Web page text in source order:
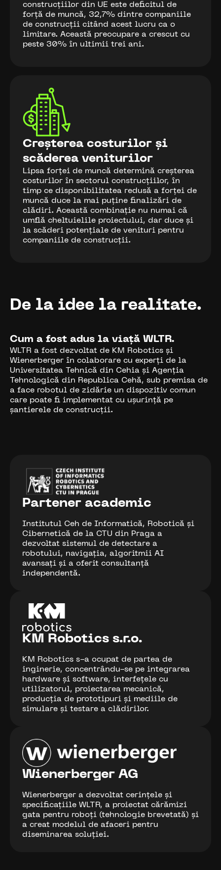
construcțiilor din UE este deficitul de
forță de muncă, 32,7% dintre companiile
de construcții citând acest lucru ca o
limitare. Această preocupare a crescut cu
peste 30% în ultimii trei ani.
Creșterea costurilor și
scăderea veniturilor
Lipsa forței de muncă determină creșterea
costurilor în sectorul construcțiilor, în
timp ce disponibilitatea redusă a forței de
muncă duce la mai puține finalizări de
clădiri. Această combinație nu numai că
umflă cheltuielile proiectului, dar duce și
la scăderi potențiale de venituri pentru
companiile de construcții.
De la idee la realitate.
Cum a fost adus la viață WLTR.
WLTR a fost dezvoltat de KM Robotics și
Wienerberger în colaborare cu experți de la
Universitatea Tehnică din Cehia și Agenția
Tehnologică din Republica Cehă, sub premisa de
a face robotul de zidărie un dispozitiv comun
care poate fi implementat cu ușurință pe
șantierele de construcții.
Partener academic
Institutul Ceh de Informatică, Robotică și
Cibernetică de la CTU din Praga a
dezvoltat sistemul de detectare a
robotului, navigația, algoritmii AI
avansați și a oferit consultanță
independentă.
KM Robotics s.r.o.
KM Robotics s-a ocupat de partea de
inginerie, concentrându-se pe integrarea
hardware și software, interfețele cu
utilizatorul, proiectarea mecanică,
producția de prototipuri și mediile de
simulare și testare a clădirilor.
Wienerberger AG
Wienerberger a dezvoltat cerințele și
specificațiile WLTR, a proiectat cărămizi
gata pentru roboți (tehnologie brevetată) și
a creat modelul de afaceri pentru
diseminarea soluției.